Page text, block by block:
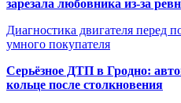
зарезала любовника из-за
Диагностика двигателя перед
умного покупателя
Серьёзное ДТП в Гродно:
кольце после столкновения